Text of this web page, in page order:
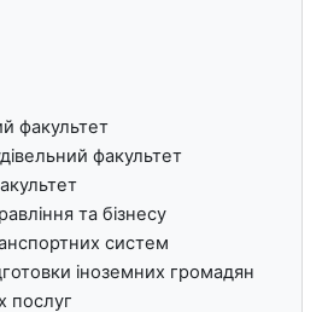
факультет
факультет
та бізнесу
систем
іноземних громадян
послуг